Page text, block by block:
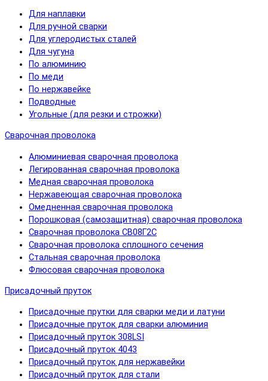
Для наплавки
Для ручной сварки
Для углеродистых сталей
Для чугуна
По алюминию
По меди
По нержавейке
Подводные
Угольные (для резки и строжки)
Сварочная проволока
Алюминиевая сварочная проволока
Легированная сварочная проволока
Медная сварочная проволока
Нержавеющая сварочная проволока
Омедненная сварочная проволока
Порошковая (самозащитная) сварочная проволока
Сварочная проволока СВ08Г2С
Сварочная проволока сплошного сечения
Стальная сварочная проволока
Флюсовая сварочная проволока
Присадочный пруток
Присадочные прутки для сварки меди и латуни
Присадочные пруток для сварки алюминия
Присадочный пруток 308LSI
Присадочный пруток 4043
Присадочный пруток для нержавейки
Присадочный пруток для стали